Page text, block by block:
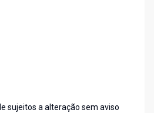
sujeitos a alteração sem aviso